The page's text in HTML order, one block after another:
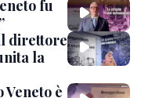
fu
direttore
la
è